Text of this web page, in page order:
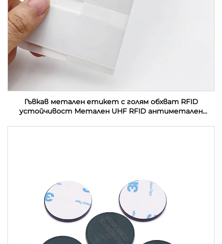
Гъвкав метален етикет с голям обхват RFID
устойчивост Метален UHF RFID антиметален